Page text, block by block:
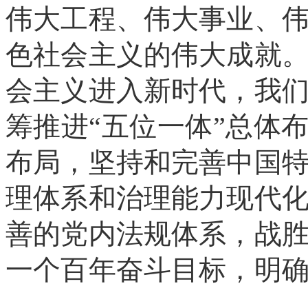
伟大工程、伟大事业、
色社会主义的伟大成就
会主义进入新时代，我
筹推进“五位一体”总体
布局，坚持和完善中国
理体系和治理能力现代
善的党内法规体系，战
一个百年奋斗目标，明